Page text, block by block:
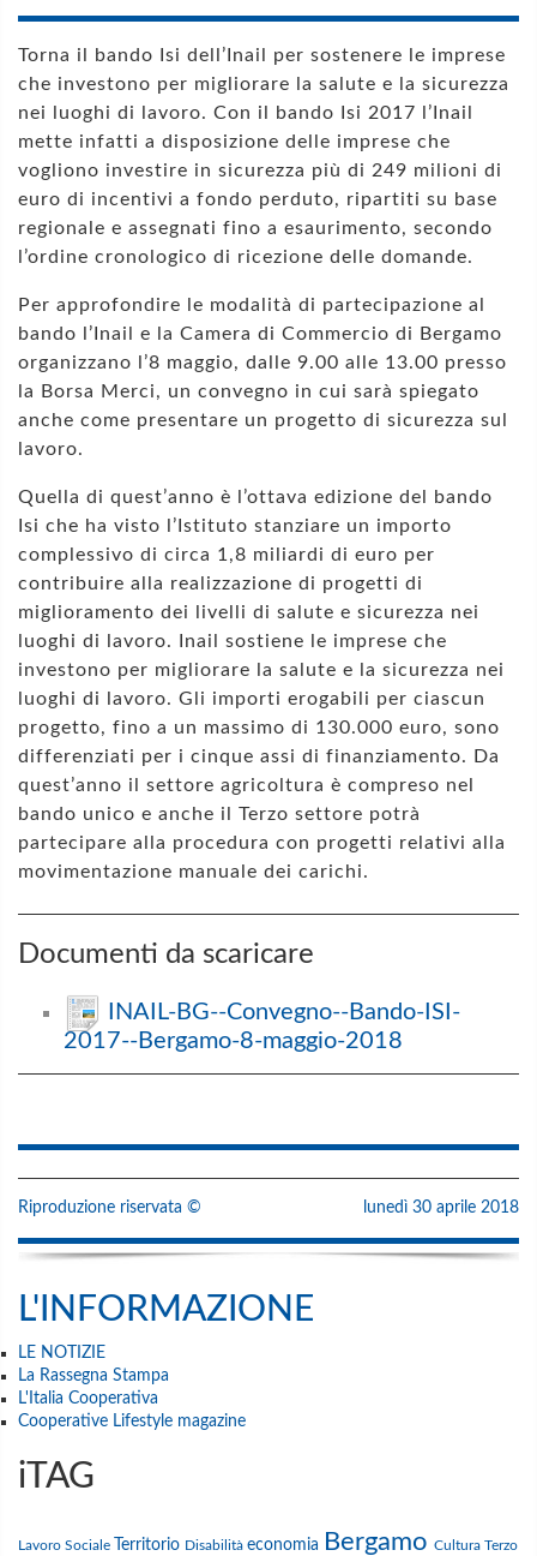
Torna il bando Isi dell’Inail per sostenere le imprese
che investono per migliorare la salute e la sicurezza
nei luoghi di lavoro. Con il bando Isi 2017 l’Inail
mette infatti a disposizione delle imprese che
vogliono investire in sicurezza più di 249 milioni di
euro di incentivi a fondo perduto, ripartiti su base
regionale e assegnati fino a esaurimento, secondo
l’ordine cronologico di ricezione delle domande.
Per approfondire le modalità di partecipazione al
bando l’Inail e la Camera di Commercio di Bergamo
organizzano l’8 maggio, dalle 9.00 alle 13.00 presso
la Borsa Merci, un convegno in cui sarà spiegato
anche come presentare un progetto di sicurezza sul
lavoro.
Quella di quest’anno è l’ottava edizione del bando
Isi che ha visto l’Istituto stanziare un importo
complessivo di circa 1,8 miliardi di euro per
contribuire alla realizzazione di progetti di
miglioramento dei livelli di salute e sicurezza nei
luoghi di lavoro. Inail sostiene le imprese che
investono per migliorare la salute e la sicurezza nei
luoghi di lavoro. Gli importi erogabili per ciascun
progetto, fino a un massimo di 130.000 euro, sono
differenziati per i cinque assi di finanziamento. Da
quest’anno il settore agricoltura è compreso nel
bando unico e anche il Terzo settore potrà
partecipare alla procedura con progetti relativi alla
movimentazione manuale dei carichi.
Documenti da scaricare
INAIL-BG--Convegno--Bando-ISI-
2017--Bergamo-8-maggio-2018
Riproduzione riservata © lunedì 30 aprile 2018
L'INFORMAZIONE
LE NOTIZIE
La Rassegna Stampa
L'Italia Cooperativa
Cooperative Lifestyle magazine
iTAG
Lavoro Sociale Territorio Disabilità economia Bergamo Cultura Terzo